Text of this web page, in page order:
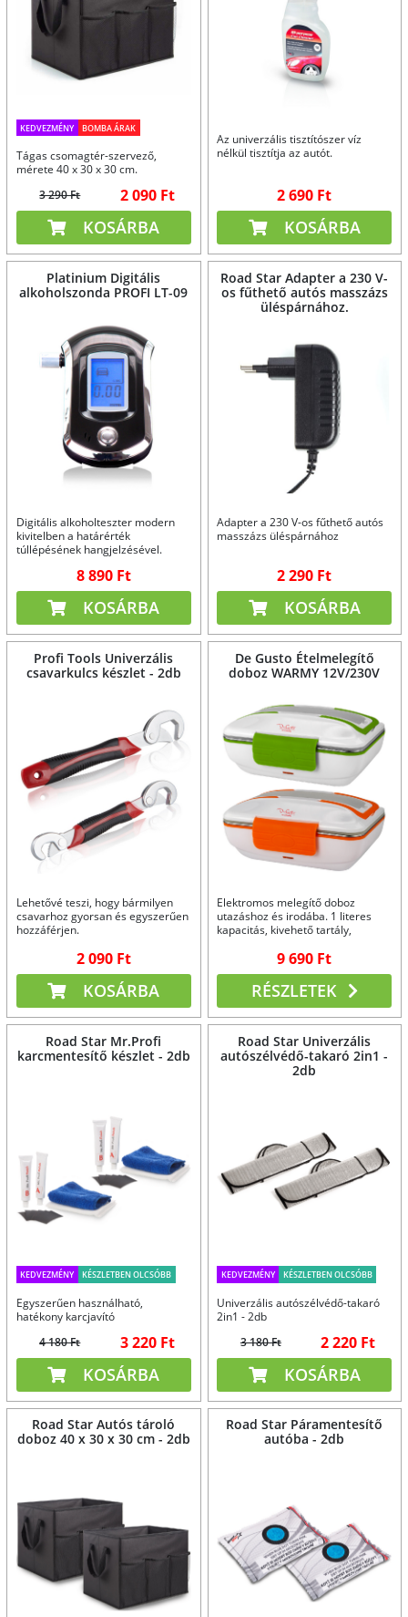
KEDVEZMÉNY BOMBA ÁRAK
Tágas csomagtér-szervező,
mérete 40 x 30 x 30 cm.
3 290 Ft
2 090 Ft
KOSÁRBA
Az univerzális tisztítószer víz
nélkül tisztítja az autót.
2 690 Ft
KOSÁRBA
Platinium Digitális
alkoholszonda PROFI LT-09
Digitális alkoholteszter modern
kivitelben a határérték
túllépésének hangjelzésével.
8 890 Ft
KOSÁRBA
Road Star Adapter a 230 V-
os fűthető autós masszázs
üléspárnához.
Adapter a 230 V-os fűthető autós
masszázs üléspárnához
2 290 Ft
KOSÁRBA
Profi Tools Univerzális
csavarkulcs készlet - 2db
Lehetővé teszi, hogy bármilyen
csavarhoz gyorsan és egyszerűen
hozzáférjen.
2 090 Ft
KOSÁRBA
De Gusto Ételmelegítő
doboz WARMY 12V/230V
Elektromos melegítő doboz
utazáshoz és irodába. 1 literes
kapacitás, kivehető tartály,
9 690 Ft
RÉSZLETEK
Road Star Mr.Profi
karcmentesítő készlet - 2db
KEDVEZMÉNY KÉSZLETBEN OLCSÓBB
Egyszerűen használható,
hatékony karcjavító
4 180 Ft
3 220 Ft
KOSÁRBA
Road Star Univerzális
autószélvédő-takaró 2in1 -
2db
KEDVEZMÉNY KÉSZLETBEN OLCSÓBB
Univerzális autószélvédő-takaró
2in1 - 2db
3 180 Ft
2 220 Ft
KOSÁRBA
Road Star Autós tároló
doboz 40 x 30 x 30 cm - 2db
Road Star Páramentesítő
autóba - 2db